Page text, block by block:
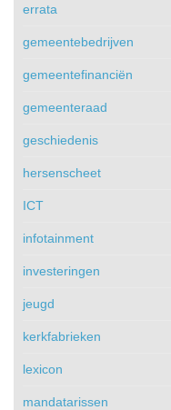
errata
gemeentebedrijven
gemeentefinanciën
gemeenteraad
geschiedenis
hersenscheet
ICT
infotainment
investeringen
jeugd
kerkfabrieken
lexicon
mandatarissen